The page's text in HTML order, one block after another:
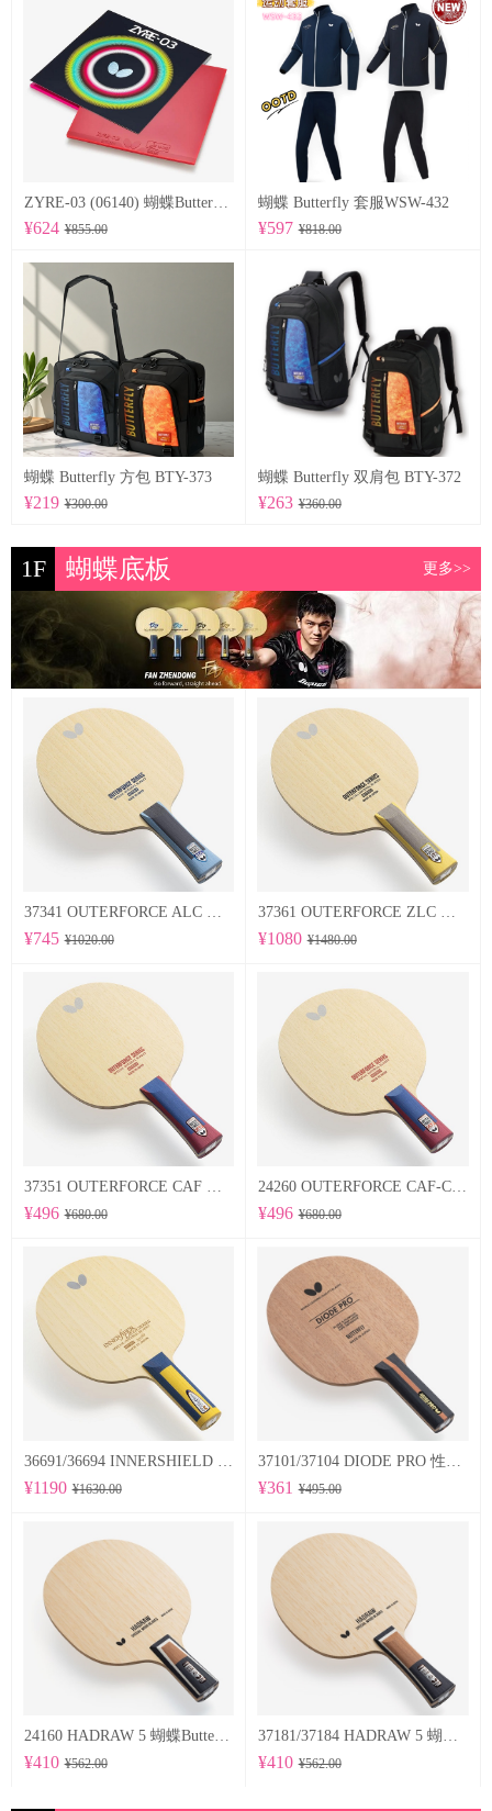
ZYRE-03 (06140) 蝴蝶Butterfly 专业反胶套胶
¥624 ¥855.00
蝴蝶 Butterfly 套服WSW-432
¥597 ¥818.00
蝴蝶 Butterfly 方包 BTY-373
¥219 ¥300.00
蝴蝶 Butterfly 双肩包 BTY-372
¥263 ¥360.00
1F 蝴蝶底板 更多>>
¥745 ¥1020.00 ¥1080 ¥1480.00
¥496 ¥680.00
24260 OUTERFORCE CAF-CS 蝴蝶Butterfly 专业底板
¥496 ¥680.00
¥1190 ¥1630.00 ¥361 ¥495.00
24160 HADRAW 5 蝴蝶Butterfly 专业底板
¥410 ¥562.00 ¥410 ¥562.00